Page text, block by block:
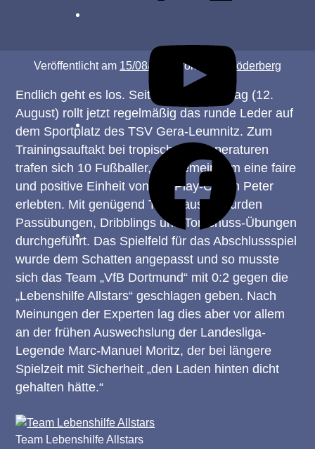
Veröffentlicht am 15/08/2024 von Sven Söderberg
Endlich geht es los. Seit diesem Dienstag (12.
August) rollt jetzt regelmäßig das runde Leder auf
dem Sportplatz des TSV Gera-Leumnitz. Zum
Trainingsauftakt bei tropischen Temperaturen
trafen sich 10 Fußballer, die gemeinsam eine faire
und positive Einheit von FairPlay-Coach Peter
erlebten. Mit genügend Trinkpausen wurden
Passübungen, Dribblings und Torschuss-Übungen
durchgeführt. Das Spielfeld für das Abschlussspiel
wurde dem Schatten angepasst und so musste
sich das Team „VfB Dortmund“ mit 0:2 gegen die
„Lebenshilfe Allstars“ geschlagen geben. Nach
Meinungen der Experten lag dies aber vor allem
an der frühen Auswechslung der Landesliga-
Legende Marc-Manuel Moritz, der bei längere
Spielzeit mit Sicherheit „den Laden hinten dicht
gehalten hätte.“
Team Lebenshilfe Allstars